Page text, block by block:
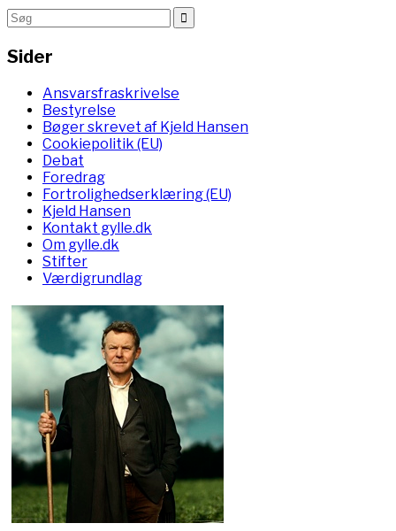
Sider
Ansvarsfraskrivelse
Bestyrelse
Bøger skrevet af Kjeld Hansen
Cookiepolitik (EU)
Debat
Foredrag
Fortrolighedserklæring (EU)
Kjeld Hansen
Kontakt gylle.dk
Om gylle.dk
Stifter
Værdigrundlag